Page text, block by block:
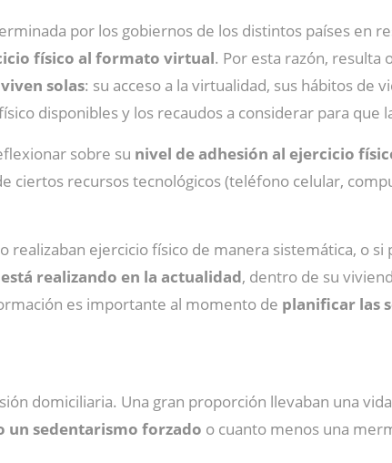
por los gobiernos de los distintos países en
físico al formato virtual. Por esta razón, resulta
solas: su acceso a la virtualidad, sus hábitos de
disponibles y los recaudos a considerar para que
sobre su nivel de adhesión al ejercicio
ciertos recursos tecnológicos (teléfono celular,
ejercicio físico de manera sistemática, o
realizando en la actualidad, dentro de su
es importante al momento de planificar las
domiciliaria. Una gran proporción llevaban una
un sedentarismo forzado o cuanto menos una